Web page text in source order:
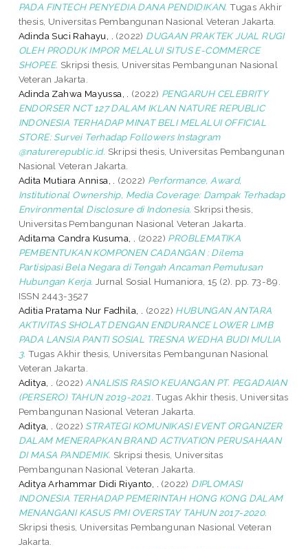
PADA FINTECH PENYEDIA DANA PENDIDIKAN. Tugas Akhir
thesis, Universitas Pembangunan Nasional Veteran Jakarta.
Adinda Suci Rahayu, .
(2022) DUGAAN PRAKTEK JUAL RUGI
OLEH PRODUK IMPOR MELALUI SITUS E-COMMERCE
SHOPEE. Skripsi thesis, Universitas Pembangunan Nasional
Veteran Jakarta.
Adinda Zahwa Mayussa, .
(2022) PENGARUH CELEBRITY
ENDORSER NCT 127 DALAM IKLAN NATURE REPUBLIC
INDONESIA TERHADAP MINAT BELI MELALUI OFFICIAL
STORE: Survei Terhadap Followers Instagram
@naturerepublic.id. Skripsi thesis, Universitas Pembangunan
Nasional Veteran Jakarta.
Adita Mutiara Annisa, .
(2022) Performance, Award,
Institutional Ownership, Media Coverage: Dampak Terhadap
Environmental Disclosure di Indonesia. Skripsi thesis,
Universitas Pembangunan Nasional Veteran Jakarta.
Aditama Candra Kusuma, .
(2022) PROBLEMATIKA
PEMBENTUKAN KOMPONEN CADANGAN : Dilema
Partisipasi Bela Negara di Tengah Ancaman Pemutusan
Hubungan Kerja. Jurnal Sosial Humaniora, 15 (2). pp. 73-89.
ISSN 2443-3527
Aditia Pratama Nur Fadhila, .
(2022) HUBUNGAN ANTARA
AKTIVITAS SHOLAT DENGAN ENDURANCE LOWER LIMB
PADA LANSIA PANTI SOSIAL TRESNA WEDHA BUDI MULIA
3. Tugas Akhir thesis, Universitas Pembangunan Nasional
Veteran Jakarta.
Aditya, .
(2022) ANALISIS RASIO KEUANGAN PT. PEGADAIAN
(PERSERO) TAHUN 2019-2021. Tugas Akhir thesis, Universitas
Pembangunan Nasional Veteran Jakarta.
Aditya, .
(2022) STRATEGI KOMUNIKASI EVENT ORGANIZER
DALAM MENERAPKAN BRAND ACTIVATION PERUSAHAAN
DI MASA PANDEMIK. Skripsi thesis, Universitas
Pembangunan Nasional Veteran Jakarta.
Aditya Arhammar Didi Riyanto, .
(2022) DIPLOMASI
INDONESIA TERHADAP PEMERINTAH HONG KONG DALAM
MENANGANI KASUS PMI OVERSTAY TAHUN 2017-2020.
Skripsi thesis, Universitas Pembangunan Nasional Veteran
Jakarta.